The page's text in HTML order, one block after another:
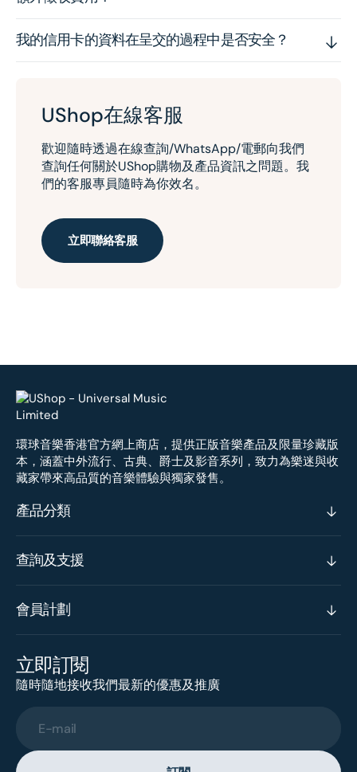
我的信用卡的資料在呈交的過程中是否安全？
UShop在線客服
歡迎隨時透過在線查詢/WhatsApp/電郵向我們
查詢任何關於UShop購物及產品資訊之問題。我
們的客服專員隨時為你效名。
立即聯絡客服
環球音樂香港官方網上商店，提供正版音樂產品及限量珍藏版
本，涵蓋中外流行、古典、爵士及影音系列，致力為樂迷與收
藏家帶來高品質的音樂體驗與獨家發售。
產品分類
查詢及支援
會員計劃
立即訂閱
隨時隨地接收我們最新的優惠及推廣
E-mail